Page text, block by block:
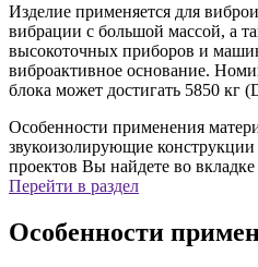
Изделие применяется для
вибрации с большой массой, а
высокоточных приборов и
виброактивное основание.
блока может достигать 5850 кг
Особенности применения
звукоизолирующие
проектов Вы найдете во
Перейти в раздел
Особенности